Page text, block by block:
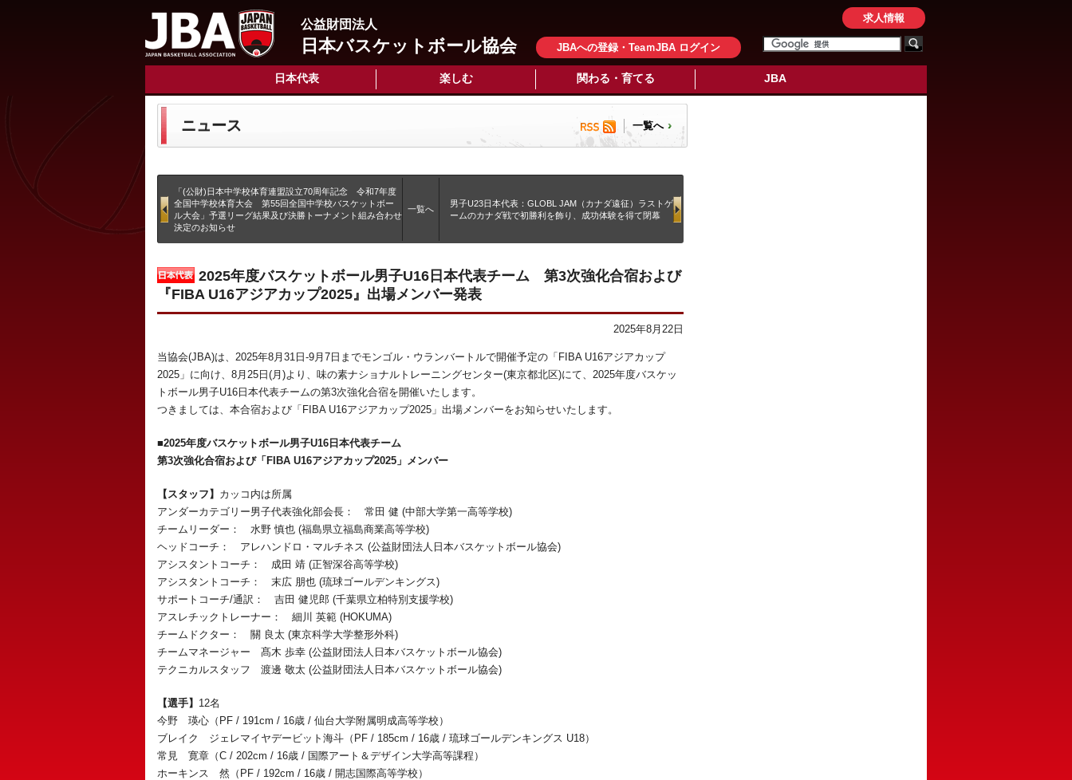
公益財団法人
日本バスケットボール協会 JBAへの登録・TeaｍJBA ログイン
求人情報
日本代表 楽しむ 関わる・育てる JBA
ニュース 一覧へ
「(公財)日本中学校体育連盟設立70周年記念 令和7年度
全国中学校体育大会 第55回全国中学校バスケットボー
ル大会」予選リーグ結果及び決勝トーナメント組み合わせ
決定のお知らせ
一覧へ
男子U23日本代表：GLOBL JAM（カナダ遠征）ラストゲ
ームのカナダ戦で初勝利を飾り、成功体験を得て閉幕
2025年度バスケットボール男子U16日本代表チーム 第3次強化合宿および
『FIBA U16アジアカップ2025』出場メンバー発表
2025年8月22日
当協会(JBA)は、2025年8月31日-9月7日までモンゴル・ウランバートルで開催予定の「FIBA U16アジアカップ
2025」に向け、8月25日(月)より、味の素ナショナルトレーニングセンター(東京都北区)にて、2025年度バスケッ
トボール男子U16日本代表チームの第3次強化合宿を開催いたします。
つきましては、本合宿および「FIBA U16アジアカップ2025」出場メンバーをお知らせいたします。
■2025年度バスケットボール男子U16日本代表チーム
第3次強化合宿および「FIBA U16アジアカップ2025」メンバー
【スタッフ】 カッコ内は所属
アンダーカテゴリー男子代表強化部会長： 常田 健 (中部大学第一高等学校)
チームリーダー： 水野 慎也 (福島県立福島商業高等学校)
ヘッドコーチ： アレハンドロ・マルチネス (公益財団法人日本バスケットボール協会)
アシスタントコーチ： 成田 靖 (正智深谷高等学校)
アシスタントコーチ： 末広 朋也 (琉球ゴールデンキングス)
サポートコーチ/通訳： 吉田 健児郎 (千葉県立柏特別支援学校)
アスレチックトレーナー： 細川 英範 (HOKUMA)
チームドクター： 關 良太 (東京科学大学整形外科)
チームマネージャー 髙木 歩幸 (公益財団法人日本バスケットボール協会)
テクニカルスタッフ 渡邊 敬太 (公益財団法人日本バスケットボール協会)
【選手】 12名
今野 瑛心（PF / 191cm / 16歳 / 仙台大学附属明成高等学校）
ブレイク ジェレマイヤデービット海斗（PF / 185cm / 16歳 / 琉球ゴールデンキングス U18）
常見 寛章（C / 202cm / 16歳 / 国際アート＆デザイン大学高等課程）
ホーキンス 然（PF / 192cm / 16歳 / 開志国際高等学校）